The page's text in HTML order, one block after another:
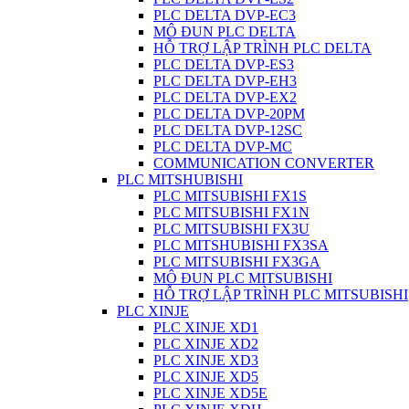
PLC DELTA DVP-EC3
MÔ ĐUN PLC DELTA
HỖ TRỢ LẬP TRÌNH PLC DELTA
PLC DELTA DVP-ES3
PLC DELTA DVP-EH3
PLC DELTA DVP-EX2
PLC DELTA DVP-20PM
PLC DELTA DVP-12SC
PLC DELTA DVP-MC
COMMUNICATION CONVERTER
PLC MITSHUBISHI
PLC MITSUBISHI FX1S
PLC MITSUBISHI FX1N
PLC MITSUBISHI FX3U
PLC MITSHUBISHI FX3SA
PLC MITSUBISHI FX3GA
MÔ ĐUN PLC MITSUBISHI
HỖ TRỢ LẬP TRÌNH PLC MITSUBISHI
PLC XINJE
PLC XINJE XD1
PLC XINJE XD2
PLC XINJE XD3
PLC XINJE XD5
PLC XINJE XD5E